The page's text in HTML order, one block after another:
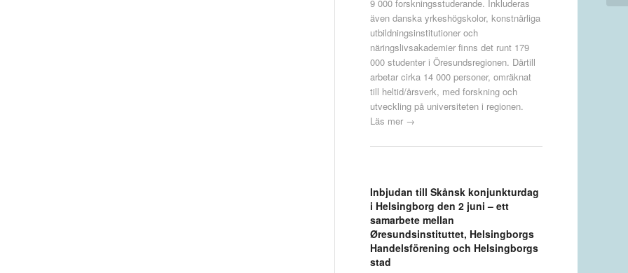
9 000 forskningsstuderande. Inkluderas
även danska yrkeshögskolor, konstnärliga
utbildningsinstitutioner och
näringslivsakademier finns det runt 179
000 studenter i Öresundsregionen. Därtill
arbetar cirka 14 000 personer, omräknat
till heltid/årsverk, med forskning och
utveckling på universiteten i regionen.
Läs mer →
Inbjudan till Skånsk konjunkturdag
i Helsingborg den 2 juni – ett
samarbete mellan
Øresundsinstituttet, Helsingborgs
Handelsförening och Helsingborgs
stad